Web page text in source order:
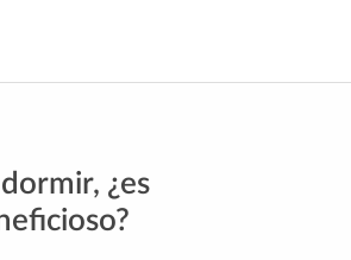
¿es